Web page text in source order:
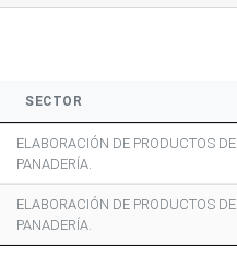
SECTOR
ELABORACIÓN DE PRODUCTOS DE
PANADERÍA.
ELABORACIÓN DE PRODUCTOS DE
PANADERÍA.